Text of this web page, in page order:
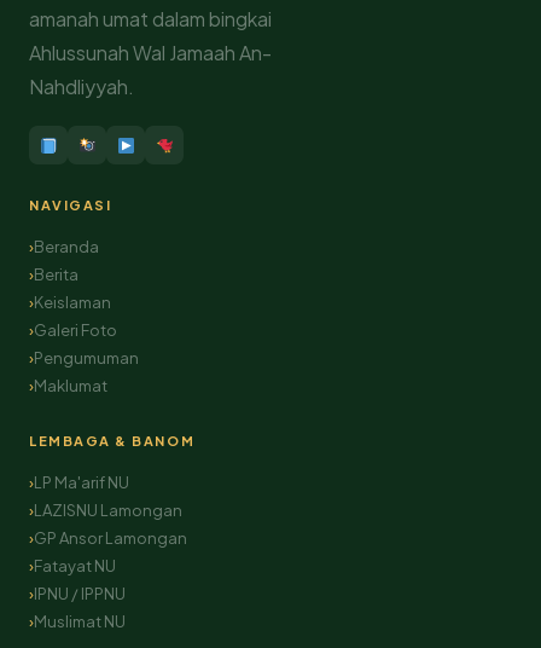
amanah umat dalam bingkai
Ahlussunah Wal Jamaah An-
Nahdliyyah.
NAVIGASI
Beranda
Berita
Keislaman
Galeri Foto
Pengumuman
Maklumat
LEMBAGA & BANOM
LP Ma'arif NU
LAZISNU Lamongan
GP Ansor Lamongan
Fatayat NU
IPNU / IPPNU
Muslimat NU